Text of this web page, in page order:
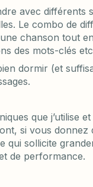
avec différents
Le combo de
chanson tout
des mots-clés
dormir (et
que j’utilise
si vous
qui sollicite
de performance.